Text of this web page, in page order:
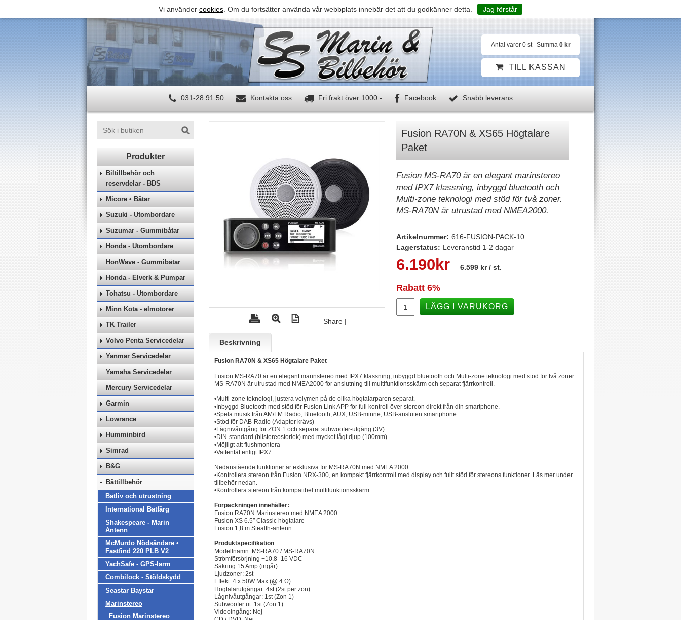
Vi använder cookies. Om du fortsätter använda vår webbplats innebär det att du godkänner detta. Jag förstår
Antal varor 0 st Summa 0 kr
TILL KASSAN
031-28 91 50 Kontakta oss Fri frakt över 1000:- Facebook Snabb leverans
Biltillbehör och
reservdelar - BDS
Micore • Båtar
Suzuki - Utombordare
Suzumar - Gummibåtar
Honda - Utombordare
HonWave - Gummibåtar
Honda - Elverk & Pumpar
Tohatsu - Utombordare
Minn Kota - elmotorer
TK Trailer
Volvo Penta Servicedelar
Yanmar Servicedelar
Yamaha Servicedelar
Mercury Servicedelar
Garmin
Lowrance
Humminbird
Simrad
B&G
Båttillbehör
Båtliv och utrustning
International Båtfärg
Shakespeare - Marin
Antenn
McMurdo Nödsändare •
Fastfind 220 PLB V2
YachSafe - GPS-larm
Combilock - Stöldskydd
Seastar Baystar
Marinstereo
Fusion Marinstereo
Share |
Fusion RA70N & XS65 Högtalare
Paket
Fusion MS-RA70 är en elegant marinstereo
med IPX7 klassning, inbyggd bluetooth och
Multi-zone teknologi med stöd för två zoner.
MS-RA70N är utrustad med NMEA2000.
Artikelnummer: 616-FUSION-PACK-10
Lagerstatus: Leveranstid 1-2 dagar
6.190kr 6.599 kr/ st.
Rabatt 6%
LÄGG I VARUKORG
Beskrivning
Fusion RA70N & XS65 Högtalare Paket
Fusion MS-RA70 är en elegant marinstereo med IPX7 klassning, inbyggd bluetooth och Multi-zone teknologi med stöd för två zoner.
MS-RA70N är utrustad med NMEA2000 för anslutning till multifunktionsskärm och separat fjärrkontroll.
•Multi-zone teknologi, justera volymen på de olika högtalarparen separat.
•Inbyggd Bluetooth med stöd för Fusion Link APP för full kontroll över stereon direkt från din smartphone.
•Spela musik från AM/FM Radio, Bluetooth, AUX, USB-minne, USB-ansluten smartphone.
•Stöd för DAB-Radio (Adapter krävs)
•Lågnivåutgång för ZON 1 och separat subwoofer-utgång (3V)
•DIN-standard (bilstereostorlek) med mycket lågt djup (100mm)
•Möjligt att flushmontera
•Vattentät enligt IPX7
Nedanstående funktioner är exklusiva för MS-RA70N med NMEA 2000.
•Kontrollera stereon från Fusion NRX-300, en kompakt fjärrkontroll med display och fullt stöd för stereons funktioner. Läs mer under
tillbehör nedan.
•Kontrollera stereon från kompatibel multifunktionsskärm.
Förpackningen innehåller:
Fusion RA70N Marinstereo med NMEA 2000
Fusion XS 6.5″ Classic högtalare
Fusion 1,8 m Stealth-antenn
Produktspecifikation
Modellnamn: MS-RA70 / MS-RA70N
Strömförsörjning +10.8–16 VDC
Säkring 15 Amp (ingår)
Ljudzoner: 2st
Effekt: 4 x 50W Max (@ 4 Ω)
Högtalarutgångar: 4st (2st per zon)
Lågnivåutgångar: 1st (Zon 1)
Subwoofer ut: 1st (Zon 1)
Videoingång: Nej